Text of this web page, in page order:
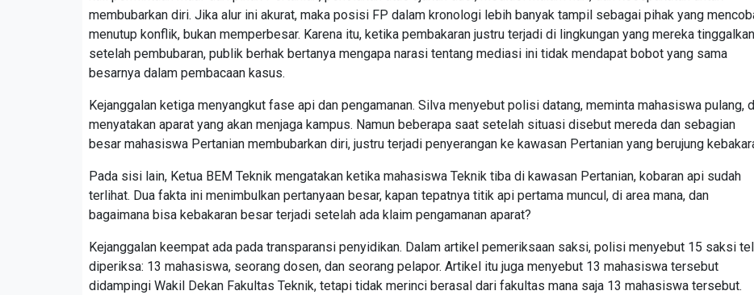
membubarkan diri. Jika alur ini akurat, maka posisi FP dalam kronologi lebih banyak tampil sebagai pihak yang
menutup konflik, bukan memperbesar. Karena itu, ketika pembakaran justru terjadi di lingkungan yang mereka tinggalkan
setelah pembubaran, publik berhak bertanya mengapa narasi tentang mediasi ini tidak mendapat bobot yang sama
besarnya dalam pembacaan kasus.
Kejanggalan ketiga menyangkut fase api dan pengamanan. Silva menyebut polisi datang, meminta mahasiswa pulang,
menyatakan aparat yang akan menjaga kampus. Namun beberapa saat setelah situasi disebut mereda dan sebagian
besar mahasiswa Pertanian membubarkan diri, justru terjadi penyerangan ke kawasan Pertanian yang berujung
Pada sisi lain, Ketua BEM Teknik mengatakan ketika mahasiswa Teknik tiba di kawasan Pertanian, kobaran api sudah
terlihat. Dua fakta ini menimbulkan pertanyaan besar, kapan tepatnya titik api pertama muncul, di area mana, dan
bagaimana bisa kebakaran besar terjadi setelah ada klaim pengamanan aparat?
Kejanggalan keempat ada pada transparansi penyidikan. Dalam artikel pemeriksaan saksi, polisi menyebut 15 saksi
diperiksa: 13 mahasiswa, seorang dosen, dan seorang pelapor. Artikel itu juga menyebut 13 mahasiswa tersebut
didampingi Wakil Dekan Fakultas Teknik, tetapi tidak merinci berasal dari fakultas mana saja 13 mahasiswa tersebut.